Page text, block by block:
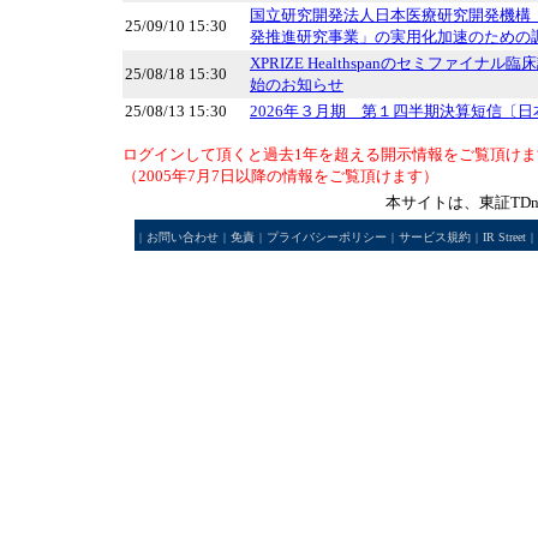
25/09/10 15:30
国立研究開発法人日本医療研究開発機
発推進研究事業」の実用化加速のための
25/08/18 15:30
XPRIZE Healthspanのセミファイナル臨
始のお知らせ
25/08/13 15:30
2026年３月期 第１四半期決算短信〔日
ログインして頂くと過去1年を超える開示情報をご覧頂け
（2005年7月7日以降の情報をご覧頂けます）
本サイトは、東証
| お問い合わせ | 免責 | プライバシーポリシー | サービス規約 | IR Street |